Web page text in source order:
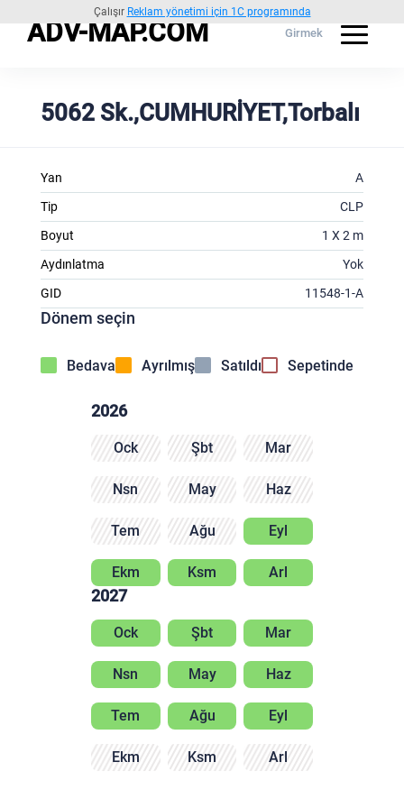
Çalışır Reklam yönetimi için 1C programında
ADV-MAP.COM Girmek
5062 Sk.,CUMHURİYET,Torbalı
Yan
A
Tip
CLP
Boyut
1 X 2 m
Aydınlatma
Yok
GID
11548-1-A
Dönem seçin
Bedava Ayrılmış Satıldı Sepetinde
2026
Ock Şbt Mar
Nsn May Haz
Tem Ağu Eyl
Ekm Ksm Arl
2027
Ock Şbt Mar
Nsn May Haz
Tem Ağu Eyl
Ekm Ksm Arl